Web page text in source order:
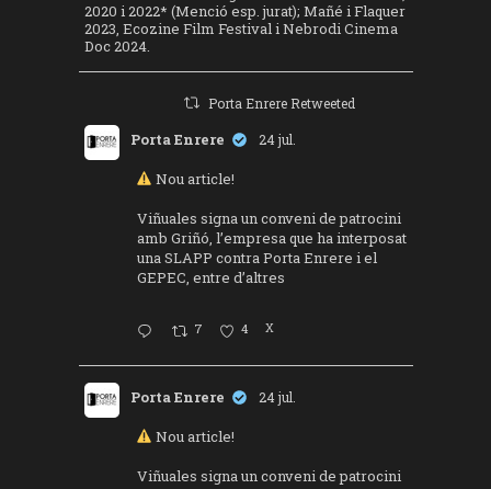
2020 i 2022* (Menció esp. jurat); Mañé i Flaquer
2023, Ecozine Film Festival i Nebrodi Cinema
Doc 2024.
Porta Enrere Retweeted
Porta Enrere 24 jul.
Nou article!
Viñuales signa un conveni de patrocini
amb Griñó, l’empresa que ha interposat
una SLAPP contra Porta Enrere i el
GEPEC, entre d’altres
7 4 X
Porta Enrere 24 jul.
Nou article!
Viñuales signa un conveni de patrocini